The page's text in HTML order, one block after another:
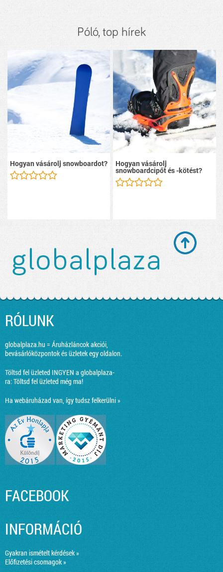
Póló, top hírek
Hogyan vásárolj snowboardot? Hogyan vásárolj
snowboardcipőt és -kötést?
RÓLUNK
globalplaza.hu = Áruházláncok akciói,
bevásárlóközpontok és üzletek egy oldalon.
Töltsd fel üzleted INGYEN a globalplaza-
ra:Töltsd fel üzleted még ma!
Ha webáruházad van, így tudsz felkerülni »
FACEBOOK
INFORMÁCIÓ
Gyakran ismételt kérdések »
Előfizetési csomagok »